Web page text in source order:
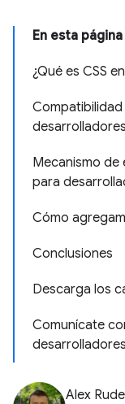
En esta página
¿Qué es CSS
Compatibilidad
desarrolladores
Mecanismo de
para
Cómo
Conclusiones
Descarga los
Comunícate
Alex